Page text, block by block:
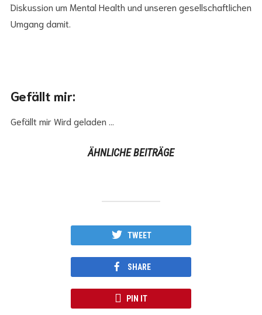
Diskussion um Mental Health und unseren gesellschaftlichen
Umgang damit.
Gefällt mir:
Gefällt mirWird geladen …
ÄHNLICHE BEITRÄGE
TWEET
SHARE
PIN IT